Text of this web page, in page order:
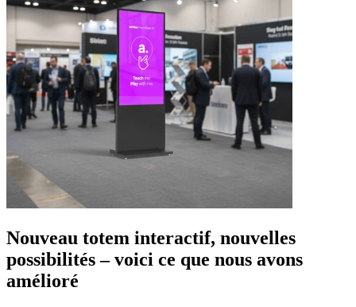
Nouveau totem interactif, nouvelles
possibilités – voici ce que nous avons
amélioré